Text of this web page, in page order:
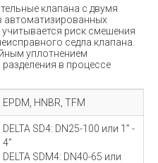
клапана с двумя
автоматизированных
риск смешения
седла клапана.
уплотнением
в процессе
EPDM, HNBR, TFM
DELTA SD4: DN25-100 или 1” -
4”
DELTA SDM4: DN40-65 или